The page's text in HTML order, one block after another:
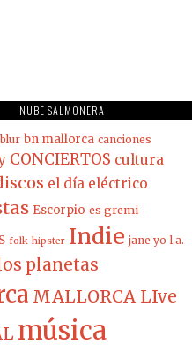
NUBE SALMONERA
blur bn mallorca canciones
CONCIERTOS cultura
el día eléctrico
Escorpio es gremi
folk hipster Indie jane yo l.a.
planetas
MALLORCA LIve
música